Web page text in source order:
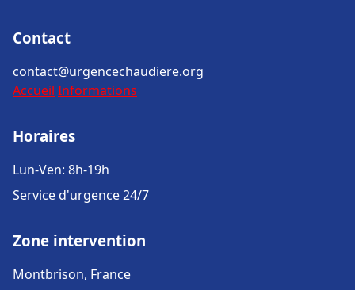
Contact
contact@urgencechaudiere.org
Accueil Informations
Horaires
Lun-Ven: 8h-19h
Service d'urgence 24/7
Zone intervention
Montbrison, France